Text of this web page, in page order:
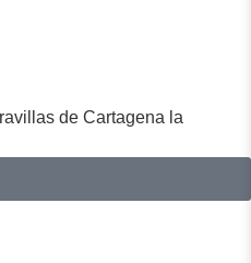
de Cartagena la